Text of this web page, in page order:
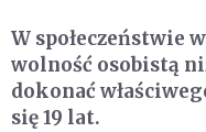
W społeczeństwie
wolność osobistą
dokonać
się 19 lat.